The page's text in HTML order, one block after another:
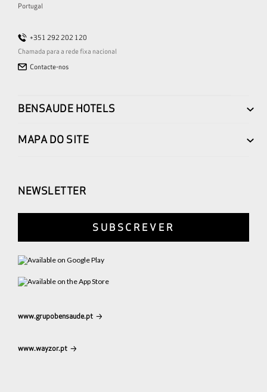
Portugal
+351 292 202 120
Chamada para a rede fixa nacional
Contacte-nos
BENSAUDE HOTELS
MAPA DO SITE
NEWSLETTER
SUBSCREVER
www.grupobensaude.pt
www.wayzor.pt